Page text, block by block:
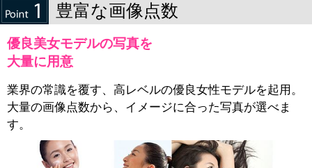
豊富な画像点数
優良美女モデルの写真を
大量に用意
業界の常識を覆す、高レベルの優良女性モデルを起用。
大量の画像点数から、イメージに合った写真が選べま
す。